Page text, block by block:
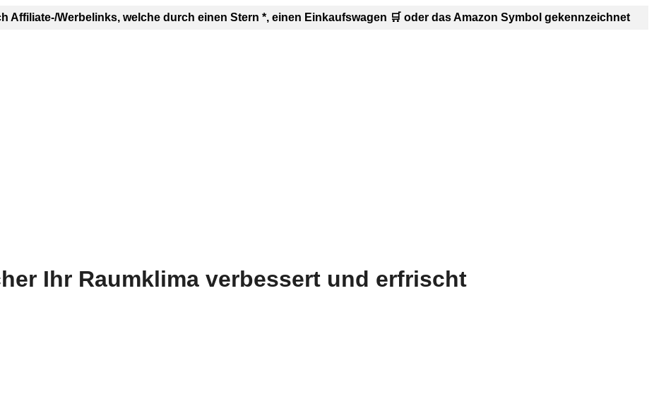
Affiliate-/Werbelinks, welche durch einen Stern *, einen Einkaufswagen 🛒 oder das Amazon Symbol gekennzeichnet
Ihr Raumklima verbessert und erfrischt